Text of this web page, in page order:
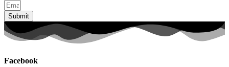
Submit
Facebook